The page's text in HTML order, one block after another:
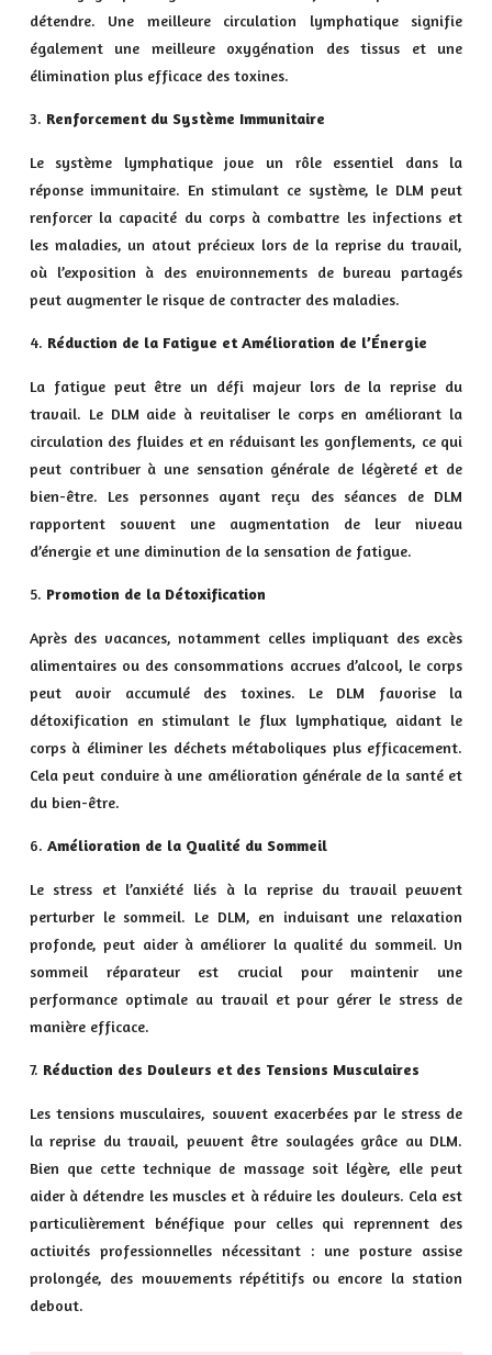
détendre. Une meilleure circulation lymphatique signifie
également une meilleure oxygénation des tissus et une
élimination plus efficace des toxines.
Renforcement du Système Immunitaire
Le système lymphatique joue un rôle essentiel dans la
réponse immunitaire. En stimulant ce système, le DLM peut
renforcer la capacité du corps à combattre les infections et
les maladies, un atout précieux lors de la reprise du travail,
où l’exposition à des environnements de bureau partagés
peut augmenter le risque de contracter des maladies.
Réduction de la Fatigue et Amélioration de l’Énergie
La fatigue peut être un défi majeur lors de la reprise du
travail. Le DLM aide à revitaliser le corps en améliorant la
circulation des fluides et en réduisant les gonflements, ce qui
peut contribuer à une sensation générale de légèreté et de
bien-être. Les personnes ayant reçu des séances de DLM
rapportent souvent une augmentation de leur niveau
d’énergie et une diminution de la sensation de fatigue.
Promotion de la Détoxification
Après des vacances, notamment celles impliquant des excès
alimentaires ou des consommations accrues d’alcool, le corps
peut avoir accumulé des toxines. Le DLM favorise la
détoxification en stimulant le flux lymphatique, aidant le
corps à éliminer les déchets métaboliques plus efficacement.
Cela peut conduire à une amélioration générale de la santé et
du bien-être.
Amélioration de la Qualité du Sommeil
Le stress et l’anxiété liés à la reprise du travail peuvent
perturber le sommeil. Le DLM, en induisant une relaxation
profonde, peut aider à améliorer la qualité du sommeil. Un
sommeil réparateur est crucial pour maintenir une
performance optimale au travail et pour gérer le stress de
manière efficace.
Réduction des Douleurs et des Tensions Musculaires
Les tensions musculaires, souvent exacerbées par le stress de
la reprise du travail, peuvent être soulagées grâce au DLM.
Bien que cette technique de massage soit légère, elle peut
aider à détendre les muscles et à réduire les douleurs. Cela est
particulièrement bénéfique pour celles qui reprennent des
activités professionnelles nécessitant : une posture assise
prolongée, des mouvements répétitifs ou encore la station
debout.